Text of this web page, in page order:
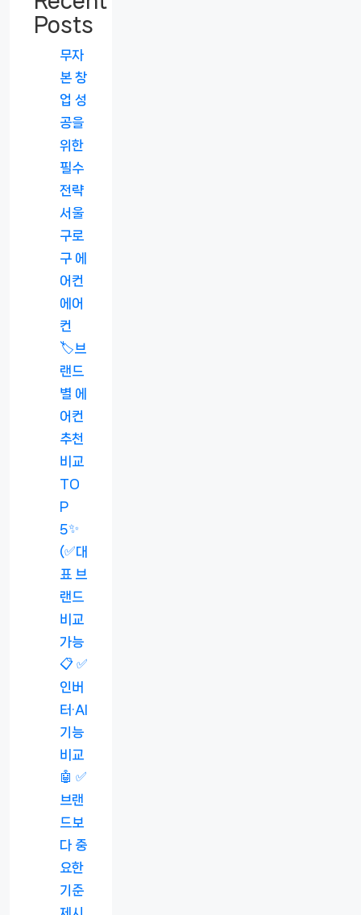
Posts
무자
본 창
업 성
공을
위한
필수
전략
서울
구로
구 에
어컨
에어
컨
🏷️브
랜드
별 에
어컨
추천
비교
TO
P
5✨
(✅대
표 브
랜드
비교
가능
📋 ✅
인버
터·AI
기능
비교
🤖 ✅
브랜
드보
다 중
요한
기준